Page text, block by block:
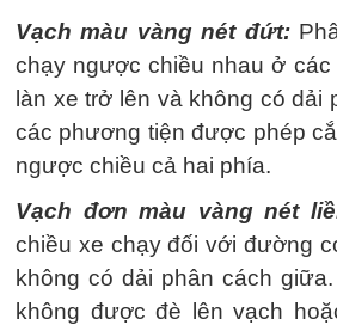
Vạch màu vàng nét đứt:
chạy ngược chiều nhau ở
làn xe trở lên và không có dải
các phương tiện được phép
ngược chiều cả hai phía.
Vạch đơn màu vàng nét
chiều xe chạy đối với đường
không có dải phân cách
không được đè lên vạch